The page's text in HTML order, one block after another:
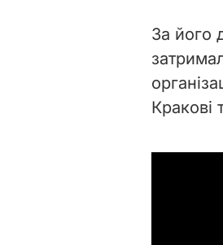
За його
Кракові